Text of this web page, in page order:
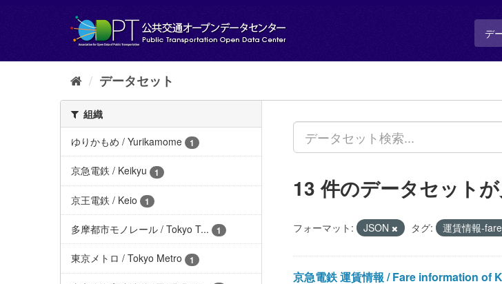
し
デ
データセット
組織
ゆりかもめ / Yurikamome
1
京急電鉄 / Keikyu 1
京王電鉄 / Keio 1
多摩都市モノレール / Tokyo T... 1
東京メトロ / Tokyo Metro 1
13 件のデータセット
フォーマット: JSON タグ: 運賃情報-
京急電鉄 運賃情報 / Fare information of